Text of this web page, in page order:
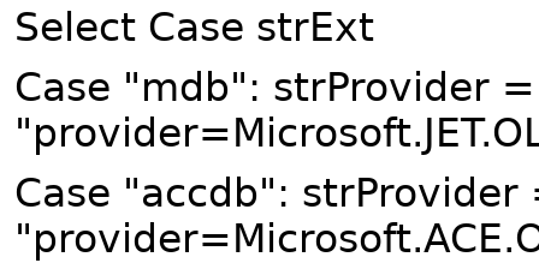
Select Case strExt
Case "mdb": strProvider =
Case "accdb": strProvider